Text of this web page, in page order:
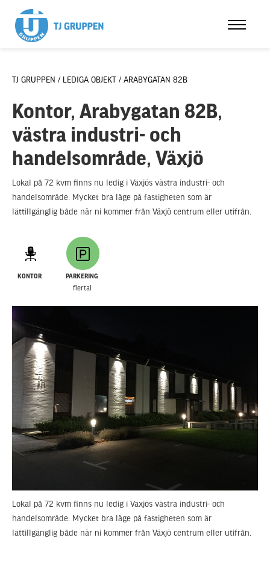
TJ GRUPPEN / LEDIGA OBJEKT / ARABYGATAN 82B
Kontor, Arabygatan 82B,
västra industri- och
handelsområde, Växjö
Lokal på 72 kvm finns nu ledig i Växjös västra industri- och
handelsområde. Mycket bra läge på fastigheten som är
lättillgänglig både när ni kommer från Växjö centrum eller utifrån.
KONTOR PARKERING
flertal
Lokal på 72 kvm finns nu ledig i Växjös västra industri- och
handelsområde. Mycket bra läge på fastigheten som är
lättillgänglig både när ni kommer från Växjö centrum eller utifrån.